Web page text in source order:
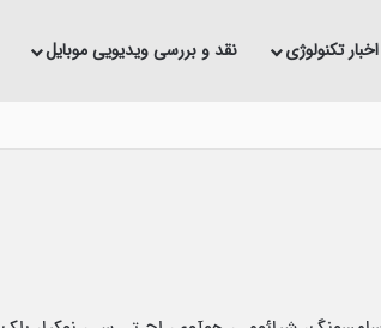
اخبار تکنولوژی نقد و بررسی ویدیویی موبایل